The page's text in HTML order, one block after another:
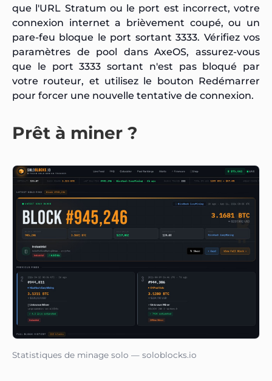
que l'URL Stratum ou le port est incorrect, votre
connexion internet a brièvement coupé, ou un
pare-feu bloque le port sortant 3333. Vérifiez vos
paramètres de pool dans AxeOS, assurez-vous
que le port 3333 sortant n'est pas bloqué par
votre routeur, et utilisez le bouton Redémarrer
pour forcer une nouvelle tentative de connexion.
Prêt à miner ?
Statistiques de minage solo — soloblocks.io